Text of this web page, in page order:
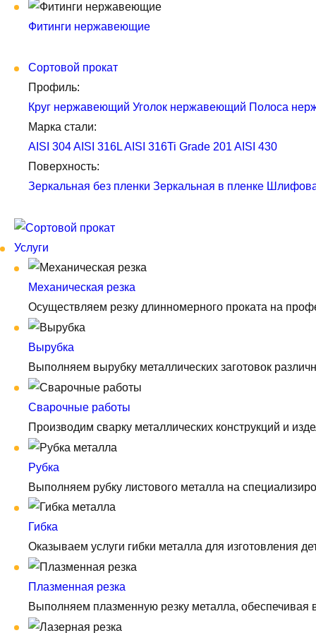
Фитинги нержавеющие
Сортовой прокат
Профиль:
Круг нержавеющий Уголок нержавеющий Полоса
Марка стали:
AISI 304AISI 316LAISI 316Ti Grade 201 AISI 430
Поверхность:
Зеркальная без пленки Зеркальная в пленке
Услуги
Механическая резка
Осуществляем резку длинномерного проката на
Вырубка
Выполняем вырубку металлических заготовок
Сварочные работы
Производим сварку металлических конструкций и
Рубка
Выполняем рубку листового металла на
Гибка
Оказываем услуги гибки металла для изготовления
Плазменная резка
Выполняем плазменную резку металла, обеспечивая